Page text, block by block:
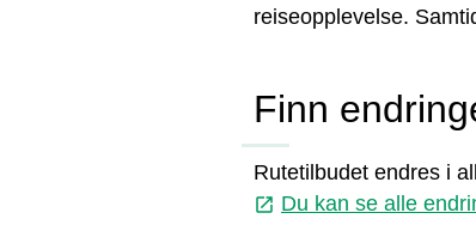
reiseopplevelse.
Finn
Rutetilbudet endres i
launch Du kan se alle